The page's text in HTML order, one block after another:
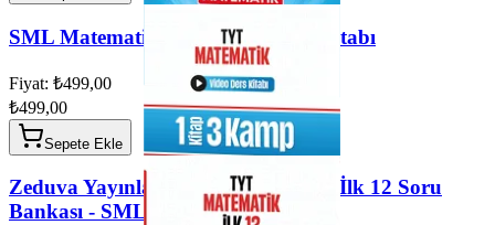
SML Matematik TYT Video Ders Kitabı
Fiyat: ₺499,00
₺499,00
Sepete Ekle
Zeduva Yayınları - TYT Matematik İlk 12 Soru
Bankası - SML Matematik